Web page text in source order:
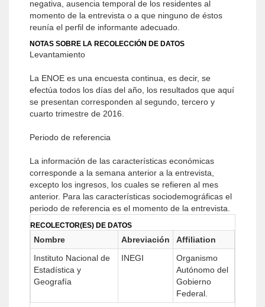
negativa, ausencia temporal de los residentes al
momento de la entrevista o a que ninguno de éstos
reunía el perfil de informante adecuado.
NOTAS SOBRE LA RECOLECCIÓN DE DATOS
Levantamiento
La ENOE es una encuesta continua, es decir, se
efectúa todos los días del año, los resultados que aquí
se presentan corresponden al segundo, tercero y
cuarto trimestre de 2016.
Periodo de referencia
La información de las características económicas
corresponde a la semana anterior a la entrevista,
excepto los ingresos, los cuales se refieren al mes
anterior. Para las características sociodemográficas el
periodo de referencia es el momento de la entrevista.
RECOLECTOR(ES) DE DATOS
Nombre Abreviación
Affiliation
Instituto Nacional de
Estadística y
Geografía
INEGI
Organismo
Autónomo del
Gobierno
Federal.